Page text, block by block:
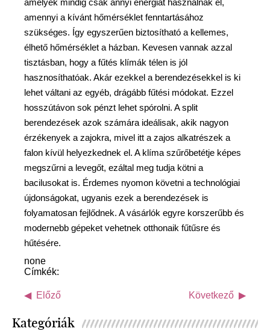
amennyi a kívánt hőmérséklet fenntartásához
szükséges. Így egyszerűen biztosítható a kellemes,
élhető hőmérséklet a házban. Kevesen vannak azzal
tisztásban, hogy a fűtés klímák télen is jól
hasznosíthatóak. Akár ezekkel a berendezésekkel is ki
lehet váltani az egyéb, drágább fűtési módokat. Ezzel
hosszútávon sok pénzt lehet spórolni. A split
berendezések azok számára ideálisak, akik nagyon
érzékenyek a zajokra, mivel itt a zajos alkatrészek a
falon kívül helyezkednek el. A klíma szűrőbetétje képes
megszűrni a levegőt, ezáltal meg tudja kötni a
bacilusokat is. Érdemes nyomon követni a technológiai
újdonságokat, ugyanis ezek a berendezések is
folyamatosan fejlődnek. A vásárlók egyre korszerűbb és
modernebb gépeket vehetnek otthonaik fűtűsre és
hűtésére.
none
Címkék:
Előző Következő
Kategóriák